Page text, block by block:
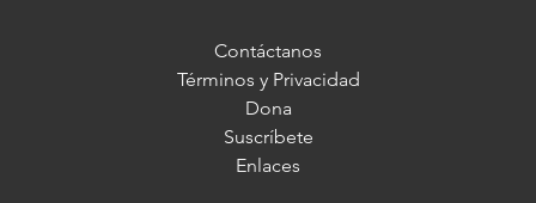
Contáctanos
Términos y Privacidad
Dona
Suscríbete
Enlaces